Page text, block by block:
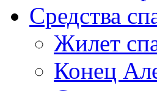
Средства
Жилет
Конец